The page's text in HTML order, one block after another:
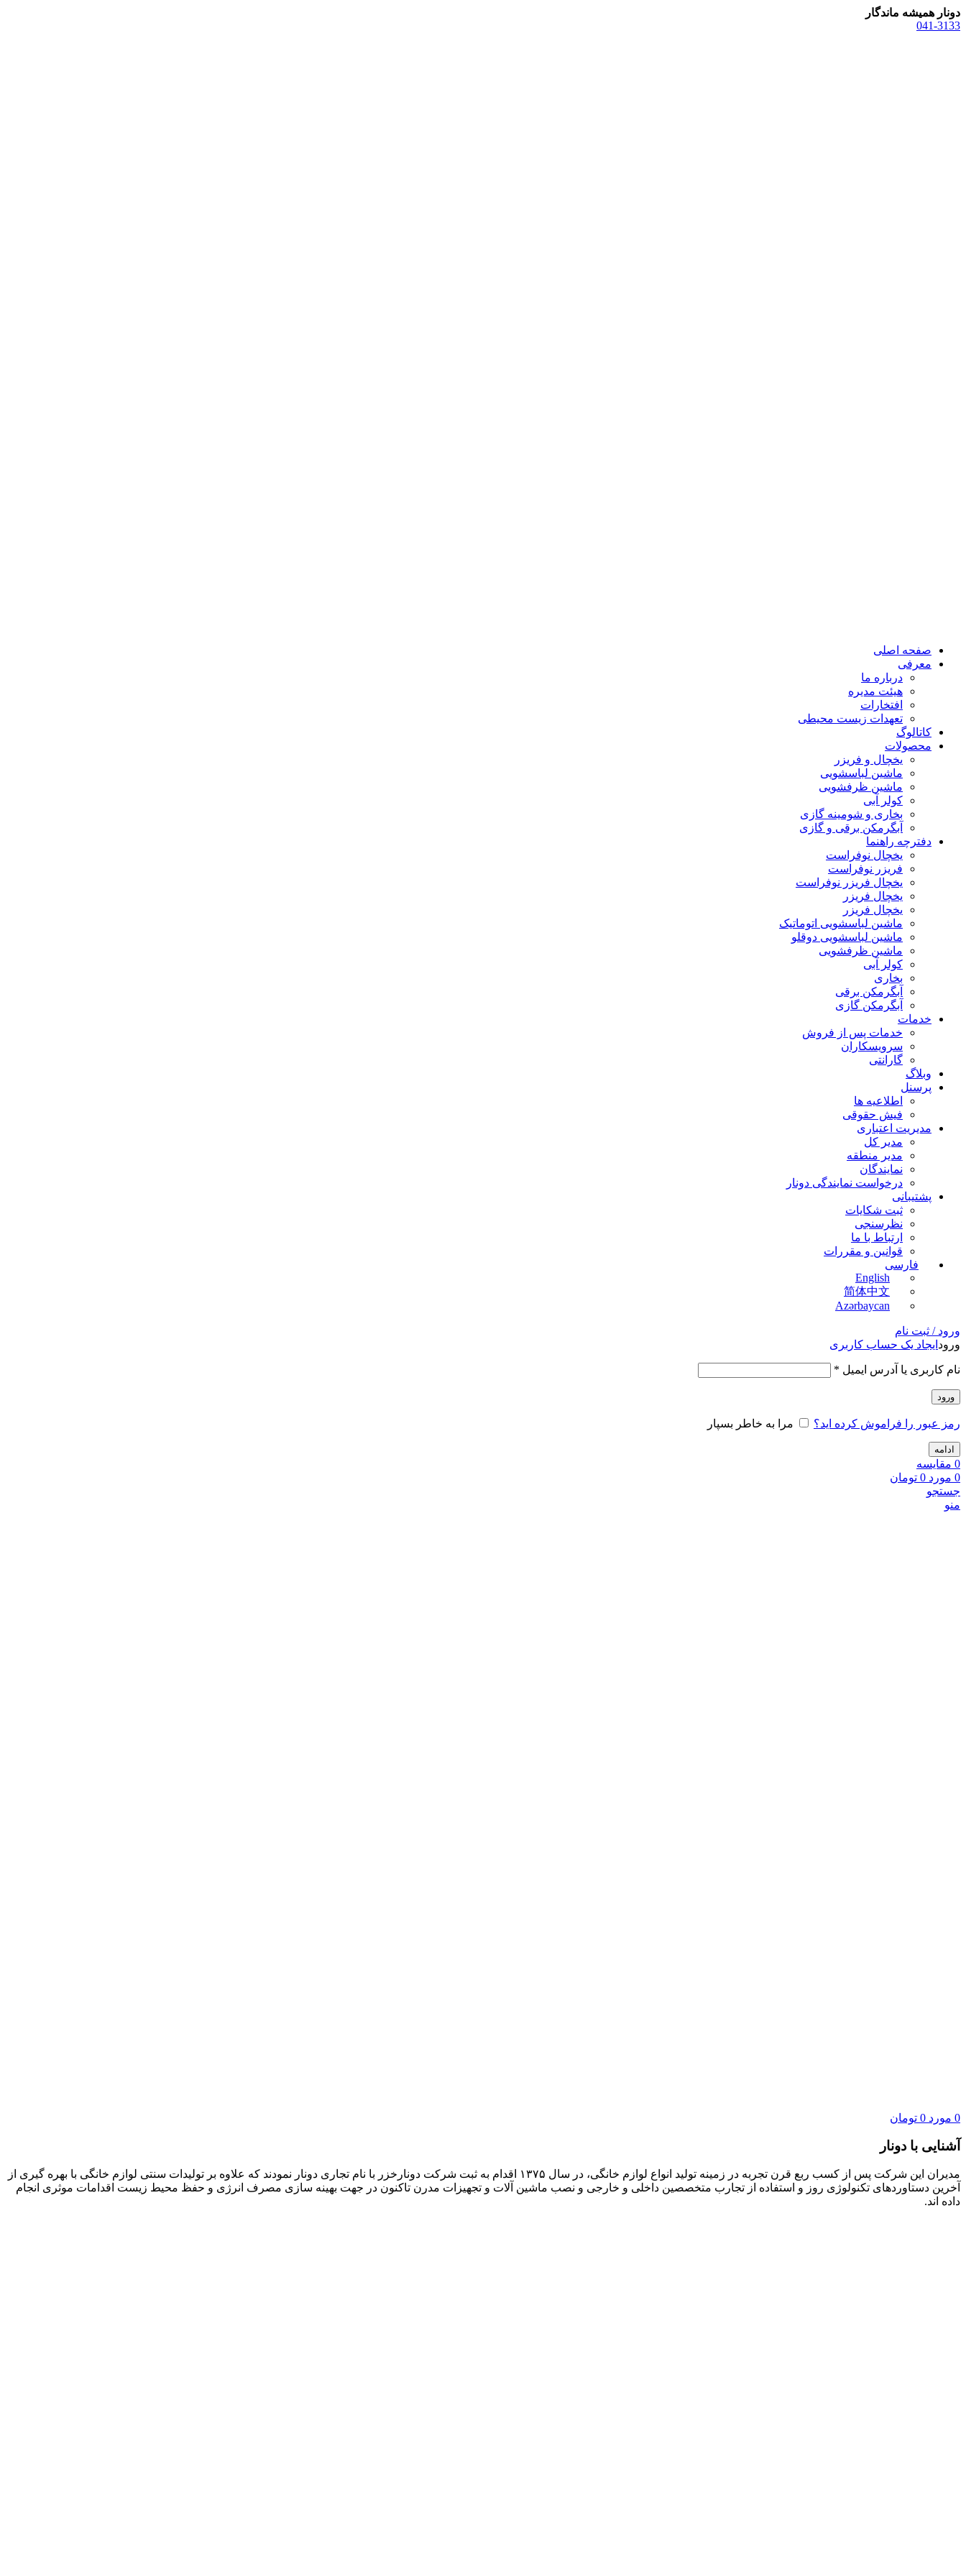
دونار همیشه ماندگار
041-3133
صفحه اصلی
معرفی
درباره ما
هیئت مدیره
افتخارات
تعهدات زیست محیطی
کاتالوگ
محصولات
یخچال و فریزر
ماشین لباسشویی
ماشین ظرفشویی
کولر آبی
بخاری و شومینه گازی
آبگرمکن برقی و گازی
دفترچه راهنما
یخچال نوفراست
فریزر نوفراست
یخچال فریزر نوفراست
یخچال فریزر
یخچال فریزر
ماشین لباسشویی اتوماتیک
ماشین لباسشویی دوقلو
ماشین ظرفشویی
کولر آبی
بخاری
آبگرمکن برقی
آبگرمکن گازی
خدمات
خدمات پس از فروش
سرویسکاران
گارانتی
وبلاگ
پرسنل
اطلاعیه ها
فیش حقوقی
مدیریت اعتباری
مدیر کل
مدیر منطقه
نمایندگان
درخواست نمایندگی دونار
پشتیبانی
ثبت شکایات
نظرسنجی
ارتباط با ما
قوانین و مقررات
فارسی
English
简体中文
Azərbaycan
ورود / ثبت نام
ورود ایجاد یک حساب کاربری
نام کاربری یا آدرس ایمیل *
ورود
رمز عبور را فراموش کرده اید؟ مرا به خاطر بسپار
ادامه
0 مقايسه
0 مورد 0 تومان
جستجو
منو
0 مورد 0 تومان
آشنایی با دونار
مدیران این شرکت پس از کسب ربع قرن تجربه در زمینه تولید انواع لوازم خانگی، در سال ۱۳۷۵ اقدام به ثبت شرکت دونارخزر با نام تجاری دونار نمودند که علاوه بر تولیدات سنتی لوازم خانگی با بهره گیری از
آخرین دستاوردهای تکنولوژی روز و استفاده از تجارب متخصصین داخلی و خارجی و نصب ماشین آلات و تجهیزات مدرن تاکنون در جهت بهینه سازی مصرف انرژی و حفظ محیط زیست اقدامات موثری انجام
داده اند.